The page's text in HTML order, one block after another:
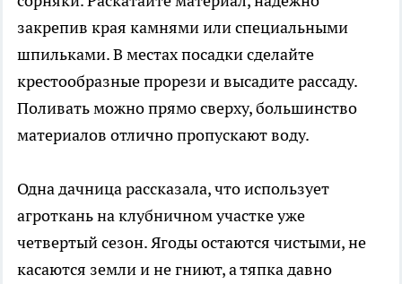
закрепив края камнями или специальными
шпильками. В местах посадки сделайте
крестообразные прорези и высадите рассаду.
Поливать можно прямо сверху, большинство
материалов отлично пропускают воду.
Одна дачница рассказала, что использует
агроткань на клубничном участке уже
четвертый сезон. Ягоды остаются чистыми, не
касаются земли и не гниют, а тяпка давно